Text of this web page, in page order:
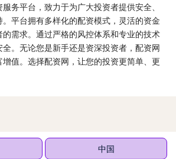
务平台，致力于为广大投资者提供安全、
平台拥有多样化的配资模式，灵活的资金
需求。通过严格的风控体系和专业的技术
。无论您是新手还是资深投资者，配资网
值。选择配资网，让您的投资更简单、更
中国